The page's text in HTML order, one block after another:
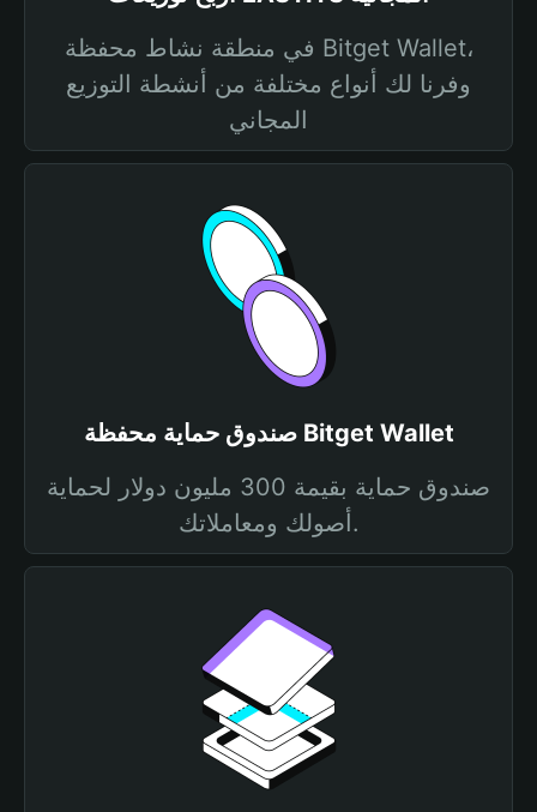
في منطقة نشاط محفظة Bitget Wallet،
وفرنا لك أنواع مختلفة من أنشطة التوزيع
المجاني
صندوق حماية محفظة Bitget Wallet
صندوق حماية بقيمة 300 مليون دولار لحماية
أصولك ومعاملاتك.